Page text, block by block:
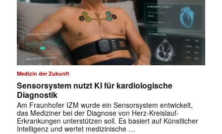
Medizin der Zukunft
Sensorsystem nutzt KI für kardiologische
Diagnostik
Am Fraunhofer IZM wurde ein Sensorsystem entwickelt,
das Mediziner bei der Diagnose von Herz-Kreislauf-
Erkrankungen unterstützen soll. Es basiert auf Künstlicher
Intelligenz und wertet medizinische …